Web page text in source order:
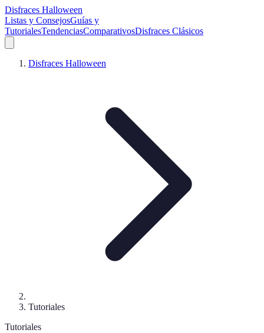
Disfraces Halloween
Listas y ConsejosGuías y
TutorialesTendenciasComparativosDisfraces Clásicos
Disfraces Halloween
Tutoriales
Tutoriales